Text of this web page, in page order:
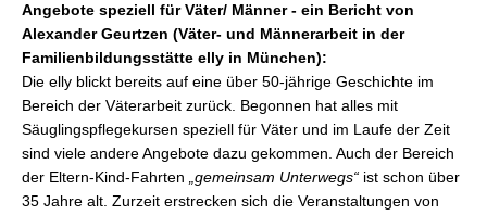
Angebote speziell für Väter/ Männer - ein Bericht von
Alexander Geurtzen (Väter- und Männerarbeit in der
Familienbildungsstätte elly in München):
Die elly blickt bereits auf eine über 50-jährige Geschichte im
Bereich der Väterarbeit zurück. Begonnen hat alles mit
Säuglingspflegekursen speziell für Väter und im Laufe der Zeit
sind viele andere Angebote dazu gekommen. Auch der Bereich
der Eltern-Kind-Fahrten
„gemeinsam Unterwegs“ ist schon über
35 Jahre alt. Zurzeit erstrecken sich die Veranstaltungen von